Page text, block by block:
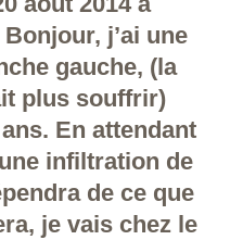
j’ai une
gauche, (la
plus souffrir)
En attendant
infiltration de
de ce que
je vais chez le